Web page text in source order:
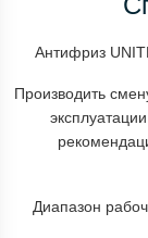
Антифриз
Производить
Диапазон